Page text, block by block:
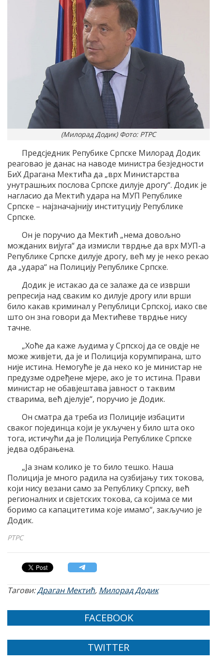
(Милорад Додик) Фото: РТРС
Предсједник Репубике Српске Милорад Додик
реаговао је данас на наводе министра безједности
БиХ Драгана Мектића да „врх Министарства
унутрашњих послова Српске дилује дрогу“. Додик је
нагласио да Мектић удара на МУП Републике
Српске – најзначајнију институцију Републике
Српске.
Он је поручио да Мектић „нема довољно
можданих вијуга“ да измисли тврдње да врх МУП-а
Републике Српске дилује дрогу, већ му је неко рекао
да „удара“ на Полицију Републике Српске.
Додик је истакао да се залаже да се изврши
репресија над сваким ко дилује дрогу или врши
било какав криминал у Републици Српској, иако све
што он зна говори да Мектићеве тврдње нису
тачне.
„Хоће да каже људима у Српској да се овдје не
може живјети, да је и Полиција корумпирана, што
није истина. Немогуће је да неко ко је министар не
предузме одређене мјере, ако је то истина. Прави
министар не обавјештава јавност о таквим
стварима, већ дјелује“, поручио је Додик.
Он сматра да треба из Полиције избацити
сваког појединца који је укључен у било шта око
тога, истичући да је Полиција Републике Српске
једва одбрањена.
„Ја знам колико је то било тешко. Наша
Полиција је много радила на сузбијању тих токова,
који нису везани само за Републику Српску, већ
регионалних и свјетских токова, са којима се ми
боримо са капацитетима које имамо“, закључио је
Додик.
РТРС
Тагови:Драган Мектић, Милорад Додик
FACEBOOK
TWITTER